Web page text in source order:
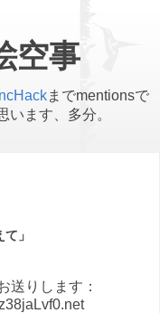
空事
までmentionsで
います、多分。
」
送りします：